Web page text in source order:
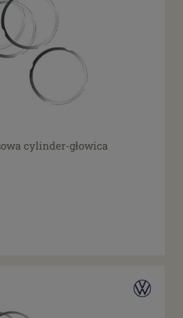
cylinder-głowica